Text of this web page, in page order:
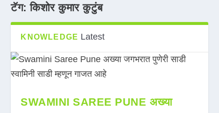
टॅग:किशोर कुमार कुटुंब
KNOWLEDGE Latest
SWAMINI SAREE PUNE अख्या